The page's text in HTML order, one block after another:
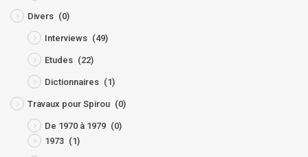
Divers (0)
Interviews (49)
Etudes (22)
Dictionnaires (1)
Travaux pour Spirou (0)
De 1970 à 1979 (0)
1973 (1)